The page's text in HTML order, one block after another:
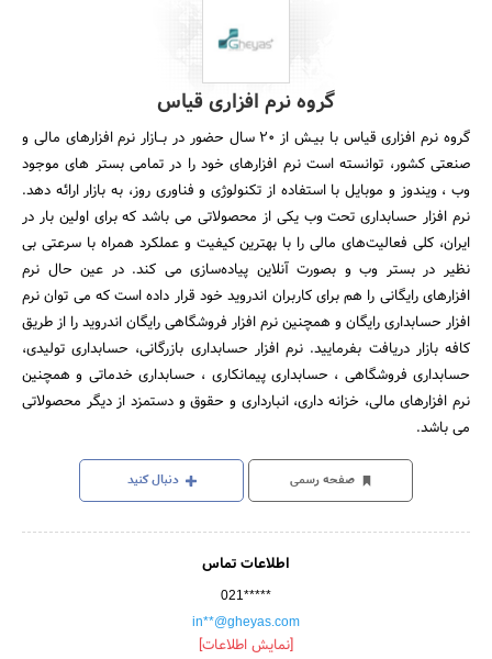
گروه نرم افزاری قیاس
گروه نرم افزاری قیاس با بیـش از 20 سال حضور در بــازار نرم افزارهای مالی و
صنعتی کشور، توانسته است نرم افزارهای خود را در تمامی بستر های موجود
وب ، ویندوز و موبایل با استفاده از تکنولوژی و فناوری روز، به بازار ارائه دهد.
نرم افزار حسابداری تحت‌ وب یکی از محصولاتی می باشد که ‌برای اولین بار در
ایران، کلی فعالیت‌های مالی را با بهترین کیفیت و عملکرد همراه با سرعتی بی
نظیر در بستر وب و بصورت آنلاین پیاده‌سازی می کند. در عین حال نرم
افزارهای رایگانی را هم برای کاربران اندروید خود قرار داده است که می توان نرم
افزار حسابداری رایگان و همچنین نرم افزار فروشگاهی رایگان اندروید را از طریق
کافه بازار دریافت بفرمایید. نرم افزار حسابداری بازرگانی، حسابداری تولیدی،
حسابداری فروشگاهی ، حسابداری پیمانکاری ، حسابداری خدماتی و همچنین
نرم افزارهای مالی، خزانه داری، انبارداری و حقوق و دستمزد از دیگر محصولاتی
می باشد.
صفحه رسمی دنبال کنید
اطلاعات تماس
021*****
in**@gheyas.com
[نمایش اطلاعات]